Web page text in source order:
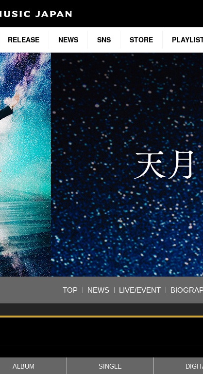
RELEASE NEWS SNS STORE
TOP NEWS LIVE/EVENT
ALBUM SINGLE